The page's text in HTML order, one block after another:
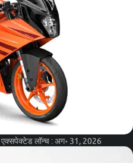
एक्सपेक्टेड लॉन्च :अग॰ 31, 2026